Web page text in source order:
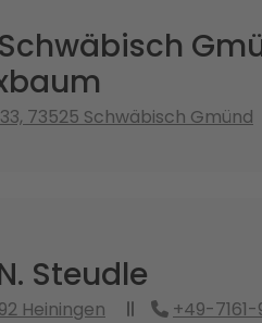
73525 Schwäbisch Gmünd
Steudle
Heiningen +49-